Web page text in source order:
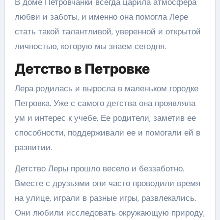
любви и заботы, и именно она помогла Лере
стать такой талантливой, уверенной и открытой
личностью, которую мы знаем сегодня.
Детство в Петровке
Лера родилась и выросла в маленьком городке
Петровка. Уже с самого детства она проявляла
ум и интерес к учебе. Ее родители, заметив ее
способности, поддерживали ее и помогали ей в
развитии.
Детство Леры прошло весело и беззаботно.
Вместе с друзьями они часто проводили время
на улице, играли в разные игры, развлекались.
Они любили исследовать окружающую природу,